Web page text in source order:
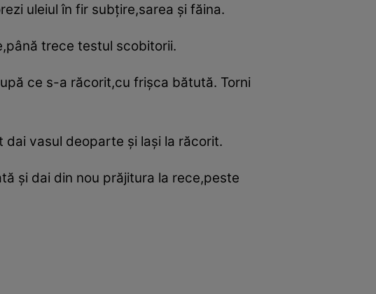
uleiul în fir subţire,sarea şi făina.
trece testul scobitorii.
ce s-a răcorit,cu frişca bătută. Torni
vasul deoparte şi laşi la răcorit.
şi dai din nou prăjitura la rece,peste